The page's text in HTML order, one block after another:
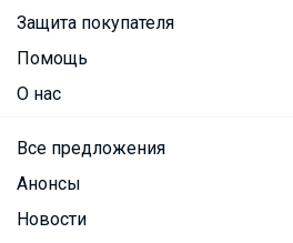
Защита покупателя
Помощь
О нас
Все предложения
Анонсы
Новости